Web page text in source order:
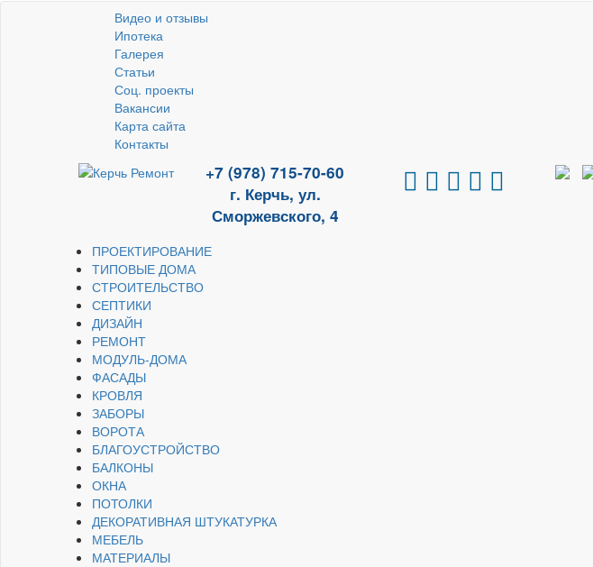
Видео и отзывы
Ипотека
Галерея
Статьи
Соц. проекты
Вакансии
Карта сайта
Контакты
+7 (978) 715-70-60
г. Керчь, ул.
Сморжевского, 4
ПРОЕКТИРОВАНИЕ
ТИПОВЫЕ ДОМА
СТРОИТЕЛЬСТВО
СЕПТИКИ
ДИЗАЙН
РЕМОНТ
МОДУЛЬ-ДОМА
ФАСАДЫ
КРОВЛЯ
ЗАБОРЫ
ВОРОТА
БЛАГОУСТРОЙСТВО
БАЛКОНЫ
ОКНА
ПОТОЛКИ
ДЕКОРАТИВНАЯ ШТУКАТУРКА
МЕБЕЛЬ
МАТЕРИАЛЫ